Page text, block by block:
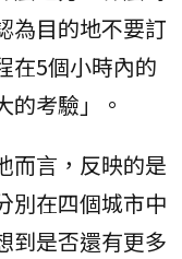
為目的地不要訂
在5個小時內的
的考驗」。
而言，反映的是
別在四個城市中
到是否還有更多